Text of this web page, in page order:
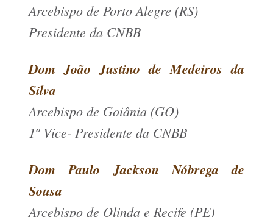
Arcebispo de Porto Alegre (RS)
Presidente da CNBB
Dom João Justino de Medeiros da
Silva
Arcebispo de Goiânia (GO)
1º Vice- Presidente da CNBB
Dom Paulo Jackson Nóbrega de
Sousa
Arcebispo de Olinda e Recife (PE)